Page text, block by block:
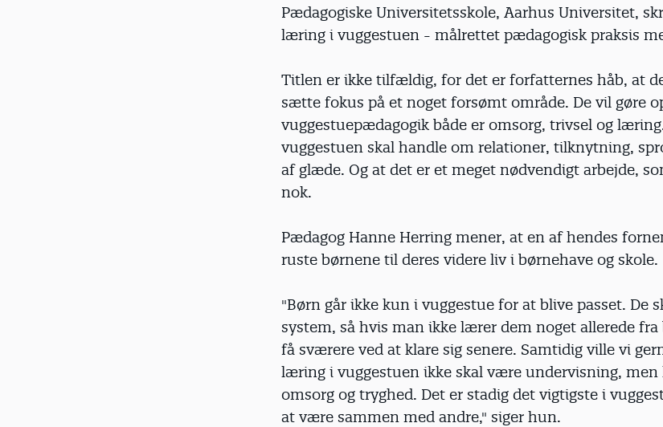
Pædagogiske Universitetsskole, Aarhus Universitet,
læring i vuggestuen - målrettet pædagogisk praksis
Titlen er ikke tilfældig, for det er forfatternes håb, at
sætte fokus på et noget forsømt område. De vil gøre
vuggestuepædagogik både er omsorg, trivsel og
vuggestuen skal handle om relationer, tilknytning,
af glæde. Og at det er et meget nødvendigt arbejde,
nok.
Pædagog Hanne Herring mener, at en af hendes
ruste børnene til deres videre liv i børnehave og skole.
"Børn går ikke kun i vuggestue for at blive passet. De
system, så hvis man ikke lærer dem noget allerede fra
få sværere ved at klare sig senere. Samtidig ville vi
læring i vuggestuen ikke skal være undervisning, men
omsorg og tryghed. Det er stadig det vigtigste i
at være sammen med andre," siger hun.